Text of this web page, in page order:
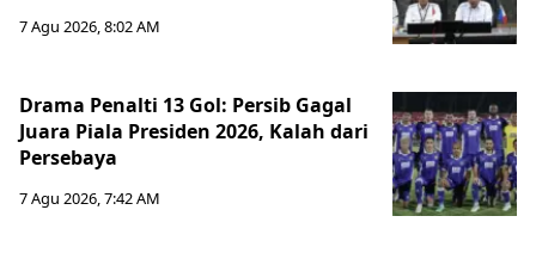
7 Agu 2026, 8:02 AM
Drama Penalti 13 Gol: Persib Gagal
Juara Piala Presiden 2026, Kalah dari
Persebaya
7 Agu 2026, 7:42 AM